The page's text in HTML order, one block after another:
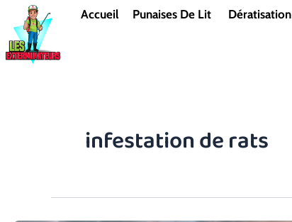
contenu
Accueil Punaises De Lit Dératisation
infestation de rats